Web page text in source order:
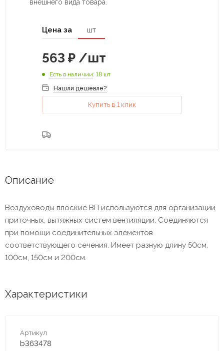
внешнего вида товара.
Цена за шт
563 ₽ /шт
Есть в наличии: 18 шт
Нашли дешевле?
Купить в 1 клик
Описание
Воздуховоды плоские ВП используются для организации
приточных, вытяжных систем вентиляции. Соединяются
при помощи соединительных элементов
соответствующего сечения. Имеет разную длину 50см,
100см, 150см и 200см.
Характеристики
Артикул
b363478